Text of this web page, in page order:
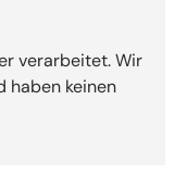
verarbeitet. Wir
haben keinen